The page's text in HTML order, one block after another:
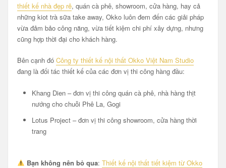
thiết kế nhà đẹp rẻ, quán cà phê, showroom, cửa hàng, hay cả
những kiot trà sữa take away, Okko luôn đem đến các giải pháp
vừa đảm bảo công năng, vừa tiết kiệm chi phí xây dựng, nhưng
cũng hợp thời đại cho khách hàng.
Bên cạnh đó Công ty thiết kế nội thất Okko Việt Nam Studio
đang là đối tác thiết kế của các đơn vị thi công hàng đầu:
Khang Dien – đơn vị thi công quán cà phê, nhà hàng thịt
nướng cho chuỗi Phê La, Gogi
Lotus Project – đơn vị thi công showroom, cửa hàng thời
trang
Bạn không nên bỏ qua: Thiết kế nội thất tiết kiệm từ Okko